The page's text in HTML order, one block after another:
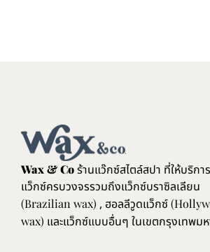
Wax & Coร้านแว๊กซ์สไตล์สปา ที่ให้บริการ
แว็กซ์ครบวงจรรวมถึงแว็กซ์บราซิลเลียน
(Brazilian wax) , ฮอลลีวูดแว็กซ์
wax) และแว็กซ์แบบอื่นๆ ในเขตกรุงเทพม